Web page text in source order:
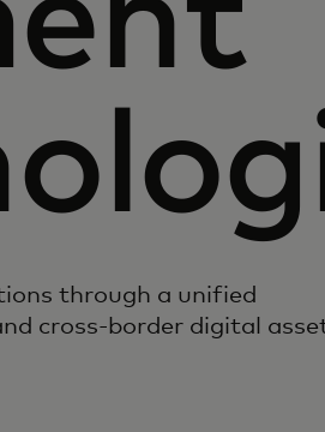
through a unified
cross-border digital